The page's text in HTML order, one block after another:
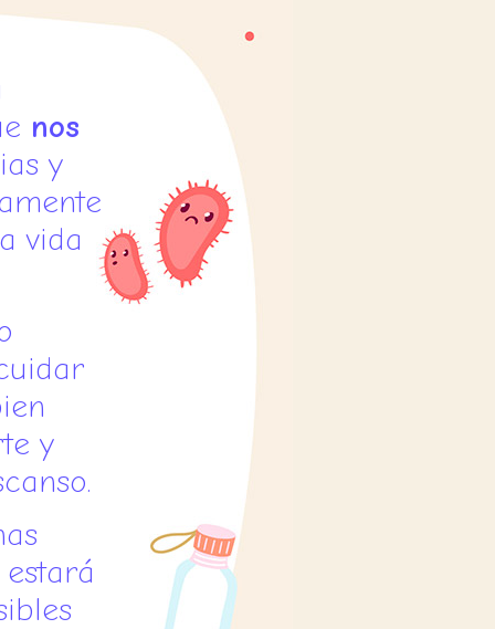
nos
y
vida
y